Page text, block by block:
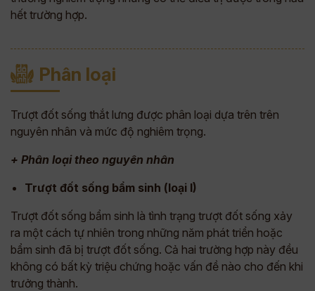
hết trường hợp.
Phân loại
Trượt đốt sống thắt lưng được phân loại dựa trên trên
nguyên nhân và mức độ nghiêm trọng.
+ Phân loại theo nguyên nhân
Trượt đốt sống bẩm sinh (loại I)
Trượt đốt sống bẩm sinh là tình trạng trượt đốt sống xảy
ra một cách tự nhiên trong những năm phát triển hoặc
bẩm sinh đã bị trượt đốt sống. Cả hai trường hợp này đều
không có bất kỳ triệu chứng hoặc vấn đề nào cho đến khi
trưởng thành.